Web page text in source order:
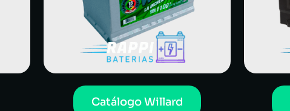
Catálogo Willard